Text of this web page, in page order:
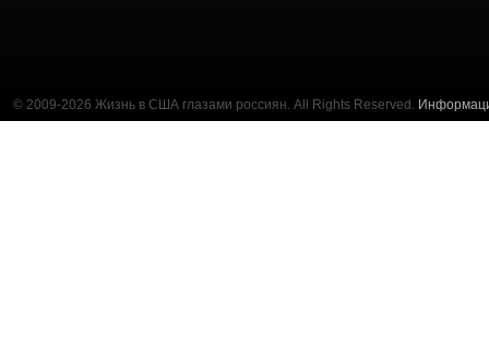
© 2009-2026 Жизнь в США глазами россиян. All Rights Reserved.